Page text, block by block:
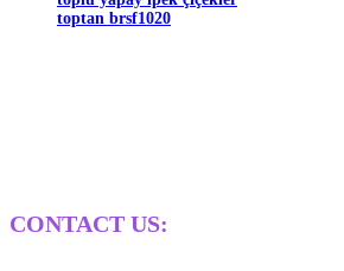
toptan brsf1020
CONTACT US: